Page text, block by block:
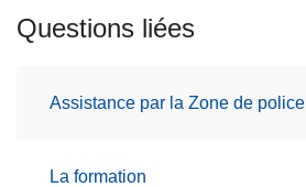
Questions liées
Assistance par la Zone de police
La formation